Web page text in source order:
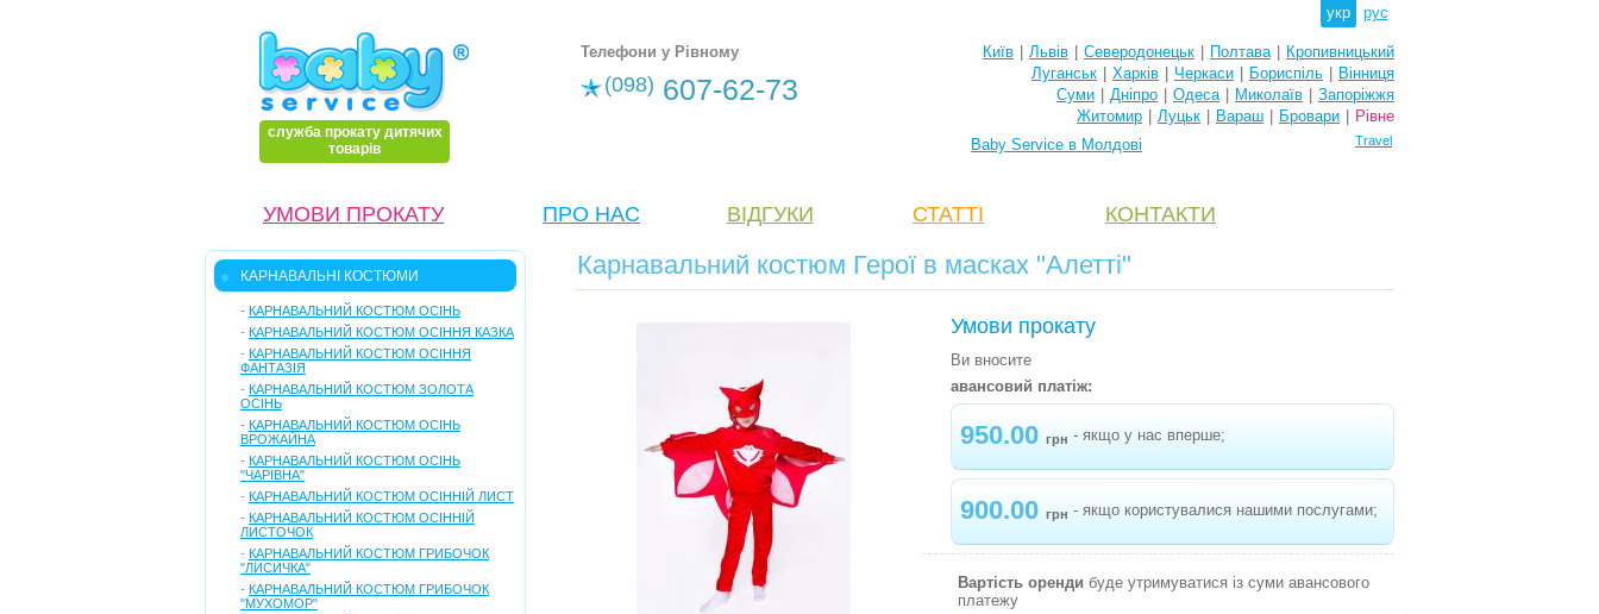
укр рус
служба прокату дитячих
товарів
Телефони у Рівному
(098) 607-62-73
Київ Львів Северодонецьк Полтава
Кропивницький
Луганськ
Харків Черкаси Бориспіль
Вінниця
Суми
Дніпро Одеса Миколаїв
Запоріжжя
Житомир
Луцьк Вараш Бровари
Рівне
Baby Service в Молдові
Travel
УМОВИ ПРОКАТУ ПРО НАС ВІДГУКИ СТАТТІ КОНТАКТИ
КАРНАВАЛЬНІ КОСТЮМИ
- КАРНАВАЛЬНИЙ КОСТЮМ ОСІНЬ
- КАРНАВАЛЬНИЙ КОСТЮМ ОСІННЯ КАЗКА
- КАРНАВАЛЬНИЙ КОСТЮМ ОСІННЯ
ФАНТАЗІЯ
- КАРНАВАЛЬНИЙ КОСТЮМ ЗОЛОТА
ОСІНЬ
- КАРНАВАЛЬНИЙ КОСТЮМ ОСІНЬ
ВРОЖАЙНА
- КАРНАВАЛЬНИЙ КОСТЮМ ОСІНЬ
"ЧАРІВНА"
- КАРНАВАЛЬНИЙ КОСТЮМ ОСІННІЙ ЛИСТ
- КАРНАВАЛЬНИЙ КОСТЮМ ОСІННІЙ
ЛИСТОЧОК
- КАРНАВАЛЬНИЙ КОСТЮМ ГРИБОЧОК
"ЛИСИЧКА"
- КАРНАВАЛЬНИЙ КОСТЮМ ГРИБОЧОК
"МУХОМОР"
Карнавальний костюм Герої в масках "Алетті"
Умови прокату
Ви вносите
авансовий платіж:
950.00 грн - якщо у нас вперше;
900.00 грн - якщо користувалися нашими послугами;
Вартість оренди буде утримуватися із суми авансового
платежу